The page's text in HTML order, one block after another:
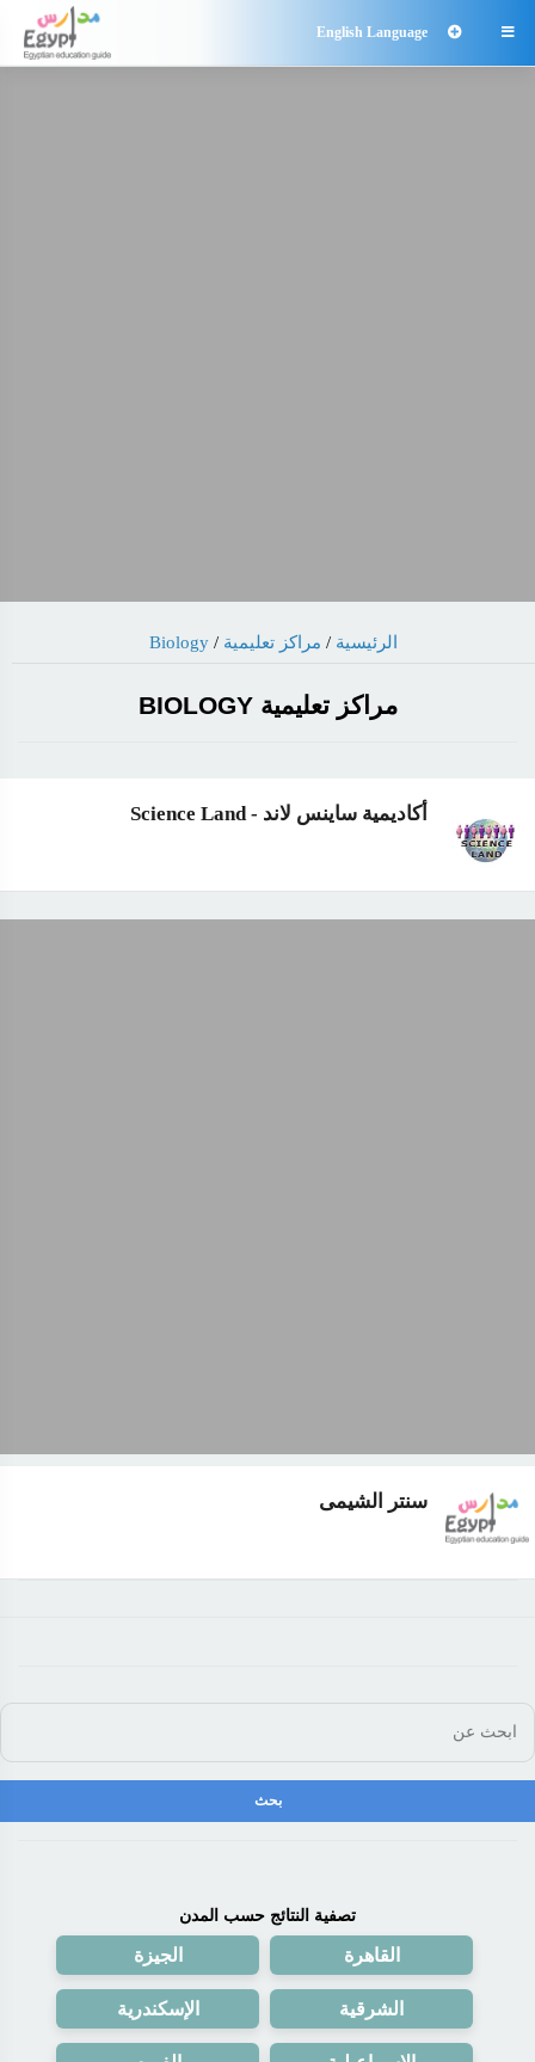

English Language
الرئيسية / مراكز تعليمية /
Biology
مراكز تعليمية BIOLOGY
أكاديمية ساينس لاند - Science Land
سنتر الشيمى
تصفية النتائج حسب المدن
القاهرة الجيزة
الشرقية الإسكندرية